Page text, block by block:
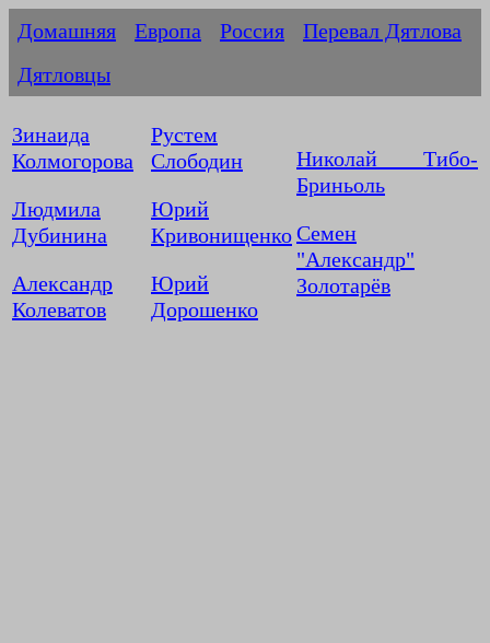
Домашняя Европа Россия
Перевал Дятлова
Дятловцы
Зинаида
Колмогорова
Людмила
Дубинина
Александр
Колеватов
Рустем
Слободин
Юрий
Кривонищенко
Юрий
Дорошенко
Николай Тибо-
Бриньоль
Семен
"Александр"
Золотарёв